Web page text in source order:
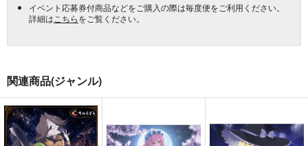
イベント応募券付商品などをご購入の際は毎度便をご利用ください。
詳細は こちらをご覧ください。
関連商品(ジャンル)